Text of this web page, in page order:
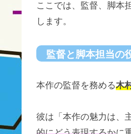
ここでは、監督、脚本
します。
監督と脚本担当の
本作の監督を務める木
彼は「本作の魅力は、